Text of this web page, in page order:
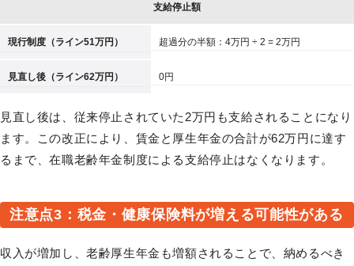
支給停止額
現行制度（ライン51万円） 超過分の半額：4万円 ÷ 2 = 2万円
見直し後（ライン62万円） 0円
見直し後は、従来停止されていた2万円も支給されることになり
ます。この改正により、賃金と厚生年金の合計が62万円に達す
るまで、在職老齢年金制度による支給停止はなくなります。
注意点3：税金・健康保険料が増える可能性がある
収入が増加し、老齢厚生年金も増額されることで、納めるべき